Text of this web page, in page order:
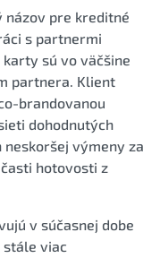
názov pre kreditné
s partnermi
sú vo väčšine
partnera. Klient
brandovanou
dohodnutých
neskoršej výmeny za
hotovosti z
v súčasnej dobe
stále viac